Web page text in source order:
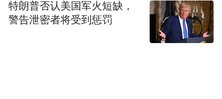
特朗普否认美国军火短缺，
警告泄密者将受到惩罚